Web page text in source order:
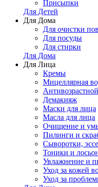
Присыпки
Для Детей
Для Дома
Для очистки
Для посуды
Для стирки
Для Дома
Для Лица
Кремы
Мицеллярная
Демакияж
Маски для лица
Масла для лица
Очищение и
Пилинги и
Сыворотки,
Тоники и
Увлажнение и
Уход за кожей
Уход за